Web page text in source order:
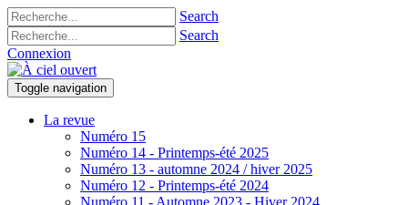
Search
Search
Connexion
Toggle navigation
La revue
Numéro 15
Numéro 14 - Printemps-été 2025
Numéro 13 - automne 2024 / hiver 2025
Numéro 12 - Printemps-été 2024
Numéro 11 - Automne 2023 - Hiver 2024